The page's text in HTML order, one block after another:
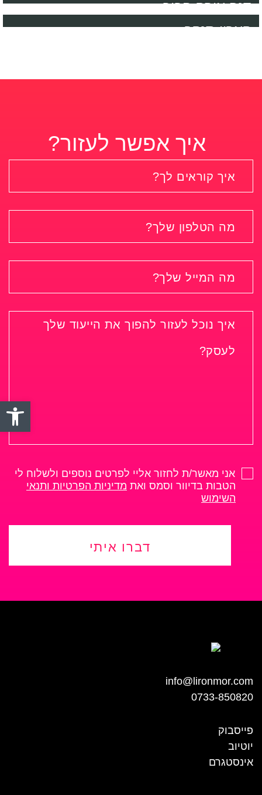
פתח
דנה אופק חביב
קארין סנקר‎
איך אפשר לעזור?
אני מאשר/ת לחזור אליי לפרטים נוספים ולשלוח לי
הטבות בדיוור וסמס ואת מדיניות הפרטיות ותנאי
השימוש
דברו איתי
info@lironmor.com
0733-850820
פייסבוק
יוטיוב
אינסטגרם